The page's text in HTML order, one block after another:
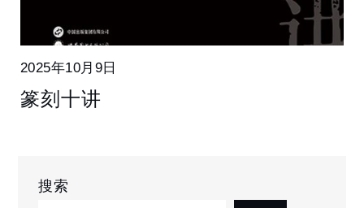
2025年10月9日
篆刻十讲
搜索